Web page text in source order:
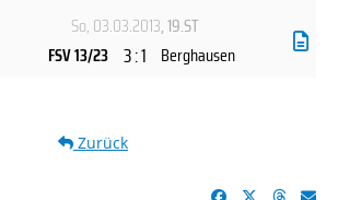
So, 03.03.2013, 19.ST
FSV 13/23 3 : 1 Berghausen
Zurück